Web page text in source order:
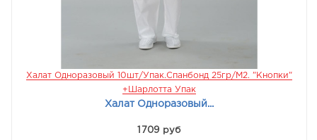
Халат Одноразовый 10шт/упак.Спанбонд 25гр/м2. "кнопки"
+Шарлотта Упак
Халат Одноразовый...
1709 руб